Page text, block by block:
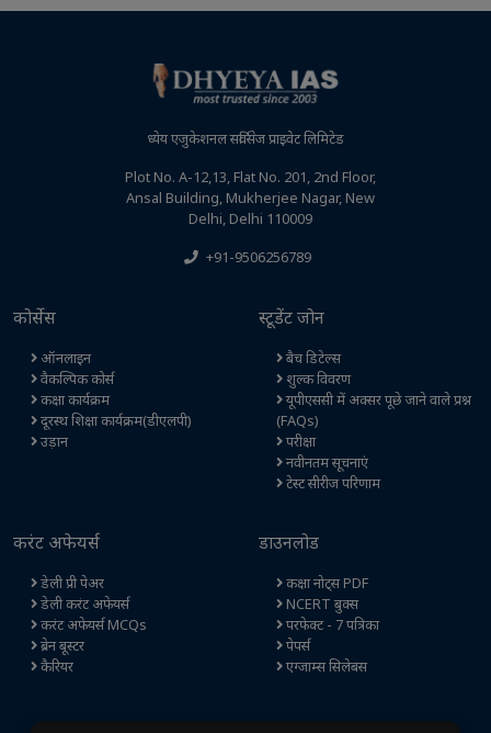
ध्येय एजुकेशनल सर्विसेज प्राइवेट लिमिटेड
Plot No. A-12,13, Flat No. 201, 2nd Floor,
Ansal Building, Mukherjee Nagar, New
Delhi, Delhi 110009
+91-9506256789
कोर्सेस
ऑनलाइन
वैकल्पिक कोर्स
कक्षा कार्यक्रम
दूरस्थ शिक्षा कार्यक्रम(डीएलपी)
उड़ान
स्टूडेंट जोन
बैच डिटेल्स
शुल्क विवरण
यूपीएससी में अक्सर पूछे जाने वाले प्रश्न
(FAQs)
परीक्षा
नवीनतम सूचनाएं
टेस्ट सीरीज परिणाम
करंट अफेयर्स
डेली प्री पेअर
डेली करंट अफेयर्स
करंट अफेयर्स MCQs
ब्रेन बूस्टर
कैरियर
डाउनलोड
कक्षा नोट्स PDF
NCERT बुक्स
परफेक्ट - 7 पत्रिका
पेपर्स
एग्जाम्स सिलेबस